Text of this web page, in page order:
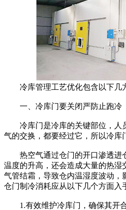
冷库管理工艺优化包含以下几
一、冷库门要关闭严防止跑冷
冷库门是冷库的关键部位，人
气的交换，都要经过它，所以冷库
热空气通过仓门的开口渗透进
温度的升高，还会造成大量的热湿
气管结霜，导致仓内温湿度波动，
仓门制冷消耗应从以下几个方面入
1.有效维护冷库门，确保其开